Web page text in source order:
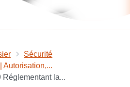
Sécurité
Autorisation,...
Réglementant la...